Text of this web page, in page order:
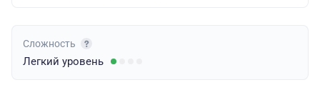
Сложность
Легкий уровень